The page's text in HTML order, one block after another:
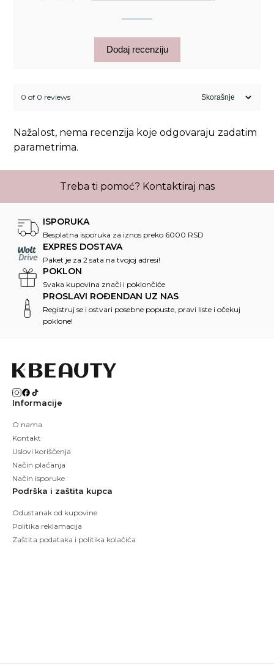
Dodaj recenziju
0 of 0 reviews
Nažalost, nema recenzija koje odgovaraju zadatim
parametrima.
Treba ti pomoć? Kontaktiraj nas
ISPORUKA
Besplatna isporuka za iznos preko 6000 RSD
EXPRES DOSTAVA
Paket je za 2 sata na tvojoj adresi!
POKLON
Svaka kupovina znači i poklončiće
PROSLAVI ROĐENDAN UZ NAS
Registruj se i ostvari posebne popuste, pravi liste i očekuj
poklone!
Informacije
O nama
Kontakt
Uslovi koriščenja
Način plaćanja
Način isporuke
Podrška i zaštita kupca
Odustanak od kupovine
Politika reklamacija
Zaštita podataka i politika kolačića